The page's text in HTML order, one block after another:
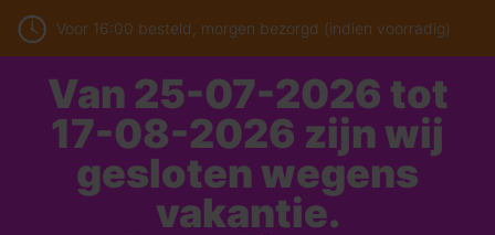
Voor 16:00 besteld, morgen bezorgd (indien voorradig)
Van 25-07-2026 tot
17-08-2026 zijn wij
gesloten wegens
vakantie.